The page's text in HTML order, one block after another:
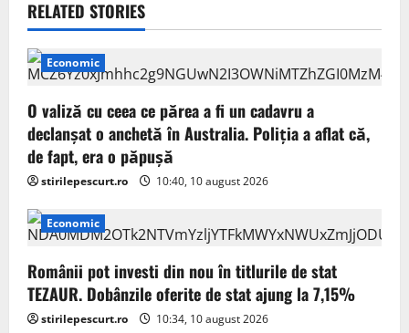
v
i
g
a
t
i
o
n
RELATED STORIES
Economic
O valiză cu ceea ce părea a fi un cadavru a
declanșat o anchetă în Australia. Poliția a aflat că,
de fapt, era o păpușă
stirilepescurt.ro 10:40, 10 august 2026
Economic
Românii pot investi din nou în titlurile de stat
TEZAUR. Dobânzile oferite de stat ajung la 7,15%
stirilepescurt.ro 10:34, 10 august 2026